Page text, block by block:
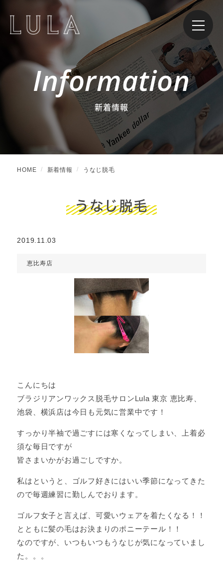
Information
新着情報
HOME 新着情報 うなじ脱毛
うなじ脱毛
2019.11.03
恵比寿店
こんにちは
ブラジリアンワックス脱毛サロンLula 東京 恵比寿、
池袋、横浜店は今日も元気に営業中です！
すっかり半袖で過ごすには寒くなってしまい、上着必
須な毎日ですが
皆さまいかがお過ごしですか。
私はというと、ゴルフ好きにはいい季節になってきた
ので毎週練習に勤しんでおります。
ゴルフ女子と言えば、可愛いウェアを着たくなる！！
とともに髪の毛はお決まりのポニーテール！！
なのですが、いつもいつもうなじが気になっていまし
た。。。